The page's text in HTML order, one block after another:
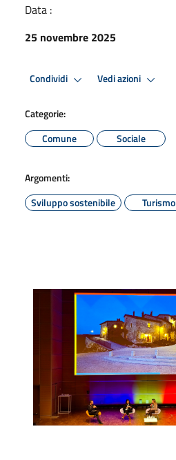
Data :
25 novembre 2025
Condividi Vedi azioni
Categorie:
Comune
Sociale
Argomenti:
Sviluppo sostenibile
Turismo